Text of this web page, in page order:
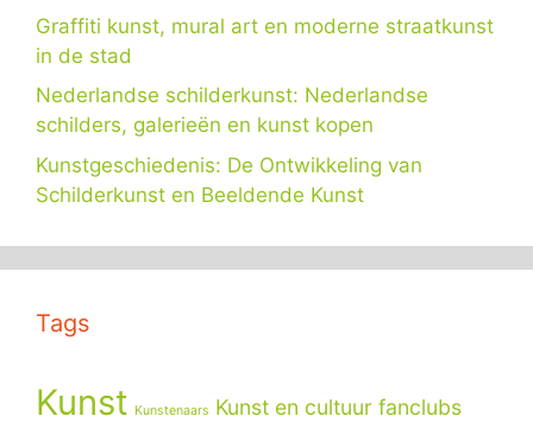
Graffiti kunst, mural art en moderne straatkunst
in de stad
Nederlandse schilderkunst: Nederlandse
schilders, galerieën en kunst kopen
Kunstgeschiedenis: De Ontwikkeling van
Schilderkunst en Beeldende Kunst
Tags
Kunst Kunstenaars Kunst en cultuur fanclubs